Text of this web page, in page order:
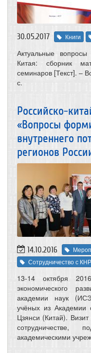
30.05.2017 Книги
Актуальные
Китая: сборник
семинаров [Текст]. –
с.
Российско-
«Вопросы
внутреннего
регионов
14.10.2016
Сотрудничество с КНР
13-14 октября
экономического
академии наук
учёных из Академии
Цзянси (Китай).
сотрудничестве,
академическими